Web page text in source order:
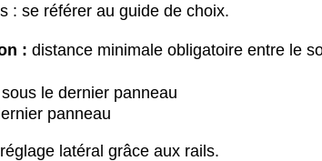
: se référer au guide de choix.
: distance minimale obligatoire entre le
le dernier panneau
panneau
latéral grâce aux rails.